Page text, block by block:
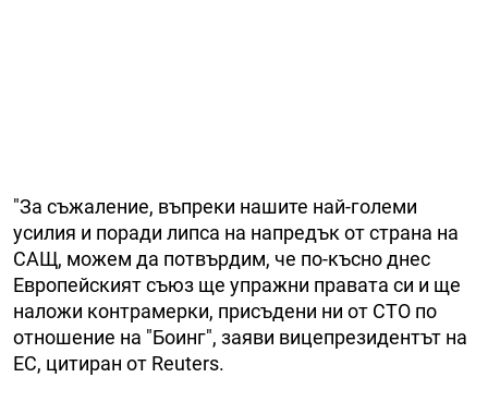
"За съжаление, въпреки нашите най-големи
усилия и поради липса на напредък от страна на
САЩ, можем да потвърдим, че по-късно днес
Европейският съюз ще упражни правата си и ще
наложи контрамерки, присъдени ни от СТО по
отношение на "Боинг", заяви вицепрезидентът на
ЕС, цитиран от Reuters.